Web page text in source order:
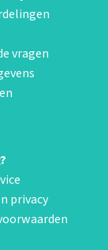
vragen
privacy